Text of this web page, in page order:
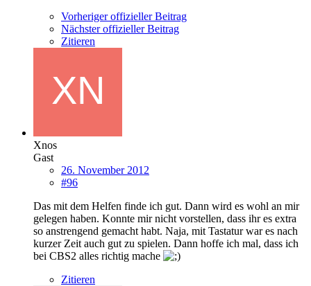
Vorheriger offizieller Beitrag
Nächster offizieller Beitrag
Zitieren
Xnos
Gast
26. November 2012
#96
Das mit dem Helfen finde ich gut. Dann wird es wohl an mir
gelegen haben. Konnte mir nicht vorstellen, dass ihr es extra
so anstrengend gemacht habt. Naja, mit Tastatur war es nach
kurzer Zeit auch gut zu spielen. Dann hoffe ich mal, dass ich
bei CBS2 alles richtig mache
Zitieren